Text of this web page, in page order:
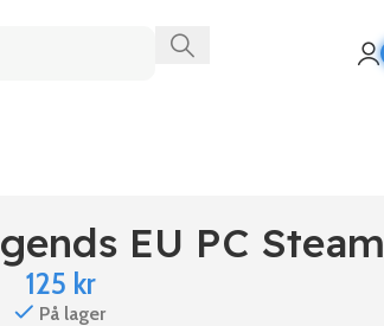
EU PC Steam
125 kr
På lager